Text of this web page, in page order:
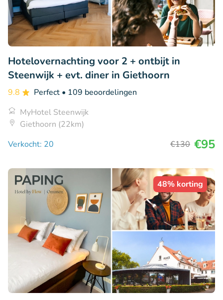
Hotelovernachting voor 2 + ontbijt in
Steenwijk + evt. diner in Giethoorn
9.8 Perfect • 109 beoordelingen
MyHotel Steenwijk
Giethoorn (22km)
Verkocht: 20
€130 €95
48% korting